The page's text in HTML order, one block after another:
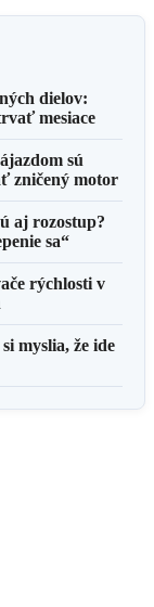
dielov:
mesiace
sú
zničený motor
aj rozostup?
sa“
rýchlosti v
myslia, že ide